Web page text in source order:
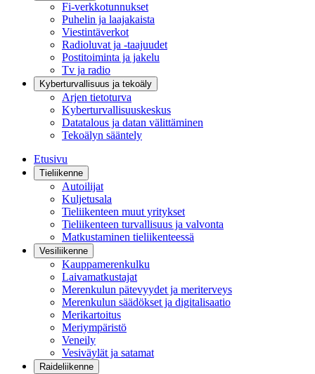
Fi-verkkotunnukset
Puhelin ja laajakaista
Viestintäverkot
Radioluvat ja -taajuudet
Postitoiminta ja jakelu
Tv ja radio
Kyberturvallisuus ja tekoäly
Arjen tietoturva
Kyberturvallisuuskeskus
Datatalous ja datan välittäminen
Tekoälyn sääntely
Etusivu
Tieliikenne
Autoilijat
Kuljetusala
Tieliikenteen muut yritykset
Tieliikenteen turvallisuus ja valvonta
Matkustaminen tieliikenteessä
Vesiliikenne
Kauppamerenkulku
Laivamatkustajat
Merenkulun pätevyydet ja meriterveys
Merenkulun säädökset ja digitalisaatio
Merikartoitus
Meriympäristö
Veneily
Vesiväylät ja satamat
Raideliikenne